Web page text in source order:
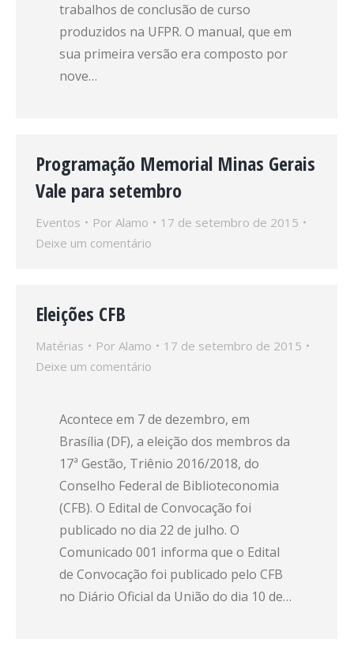
trabalhos de conclusão de curso
produzidos na UFPR. O manual, que em
sua primeira versão era composto por
nove…
Programação Memorial Minas Gerais
Vale para setembro
Eventos Por Alamo
17 de setembro de 2015
Deixe um comentário
Eleições CFB
Matérias Por Alamo
17 de setembro de 2015
Deixe um comentário
Acontece em 7 de dezembro, em
Brasília (DF), a eleição dos membros da
17ª Gestão, Triênio 2016/2018, do
Conselho Federal de Biblioteconomia
(CFB). O Edital de Convocação foi
publicado no dia 22 de julho. O
Comunicado 001 informa que o Edital
de Convocação foi publicado pelo CFB
no Diário Oficial da União do dia 10 de…